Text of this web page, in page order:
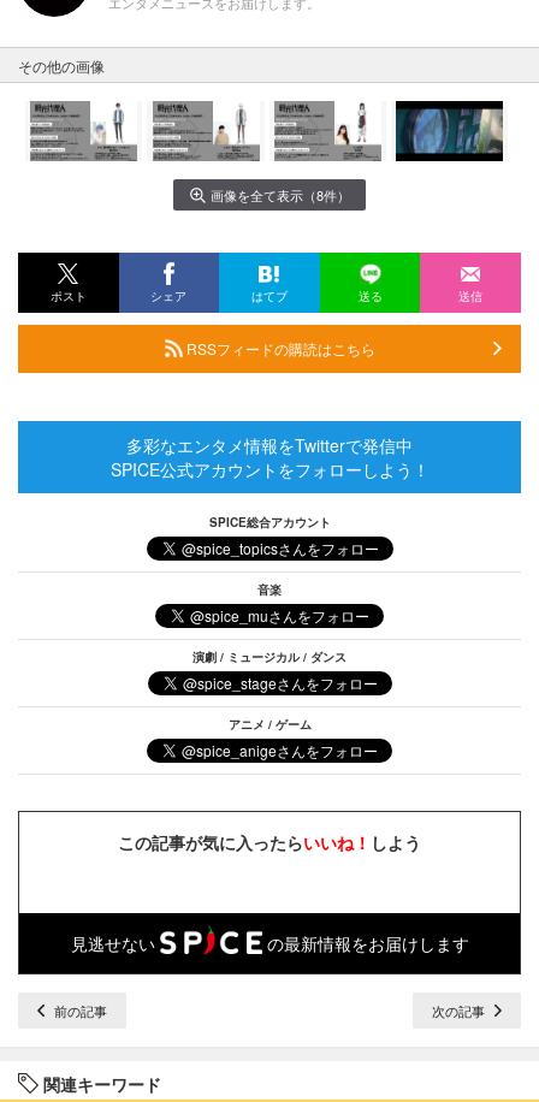
その他の画像
画像を全て表示（8件）
ポスト シェア はてブ 送る 送信
RSSフィードの購読はこちら
多彩なエンタメ情報をTwitterで発信中
SPICE公式アカウントをフォローしよう！
SPICE総合アカウント
音楽
演劇 / ミュージカル / ダンス
アニメ / ゲーム
この記事が気に入ったらいいね！ しよう
見逃せない の最新情報をお届けします
前の記事 次の記事
関連キーワード